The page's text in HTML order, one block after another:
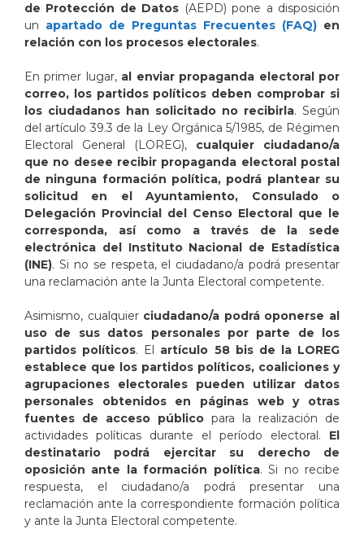
de Protección de Datos (AEPD) pone a disposición
un apartado de Preguntas Frecuentes (FAQ) en
relación con los procesos electorales.
En primer lugar, al enviar propaganda electoral por
correo, los partidos políticos deben comprobar si
los ciudadanos han solicitado no recibirla. Según
del artículo 39.3 de la Ley Orgánica 5/1985, de Régimen
Electoral General (LOREG), cualquier ciudadano/a
que no desee recibir propaganda electoral postal
de ninguna formación política, podrá plantear su
solicitud en el Ayuntamiento, Consulado o
Delegación Provincial del Censo Electoral que le
corresponda, así como a través de la sede
electrónica del Instituto Nacional de Estadística
(INE). Si no se respeta, el ciudadano/a podrá presentar
una reclamación ante la Junta Electoral competente.
Asimismo, cualquierciudadano/a podrá oponerse al
uso de sus datos personales por parte de los
partidos políticos. El artículo 58 bis de la LOREG
establece que los partidos políticos, coaliciones y
agrupaciones electorales pueden utilizar datos
personales obtenidos en páginas web y otras
fuentes de acceso público para la realización de
actividades políticas durante el período electoral. El
destinatario podrá ejercitar su derecho de
oposición ante la formación política. Si no recibe
respuesta, el ciudadano/a podrá presentar una
reclamación ante la correspondiente formación política
y ante la Junta Electoral competente.